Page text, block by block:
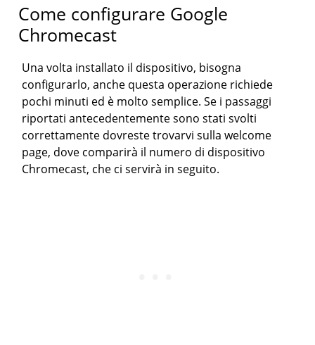
Come configurare Google
Chromecast
Una volta installato il dispositivo, bisogna
configurarlo, anche questa operazione richiede
pochi minuti ed è molto semplice. Se i passaggi
riportati antecedentemente sono stati svolti
correttamente dovreste trovarvi sulla welcome
page, dove comparirà il numero di dispositivo
Chromecast, che ci servirà in seguito.